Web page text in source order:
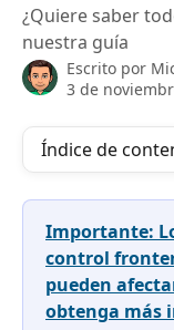
¿Quiere saber
nuestra guía
Escrito por
3 de
Índice de
Importante:
control
pueden
obtenga más